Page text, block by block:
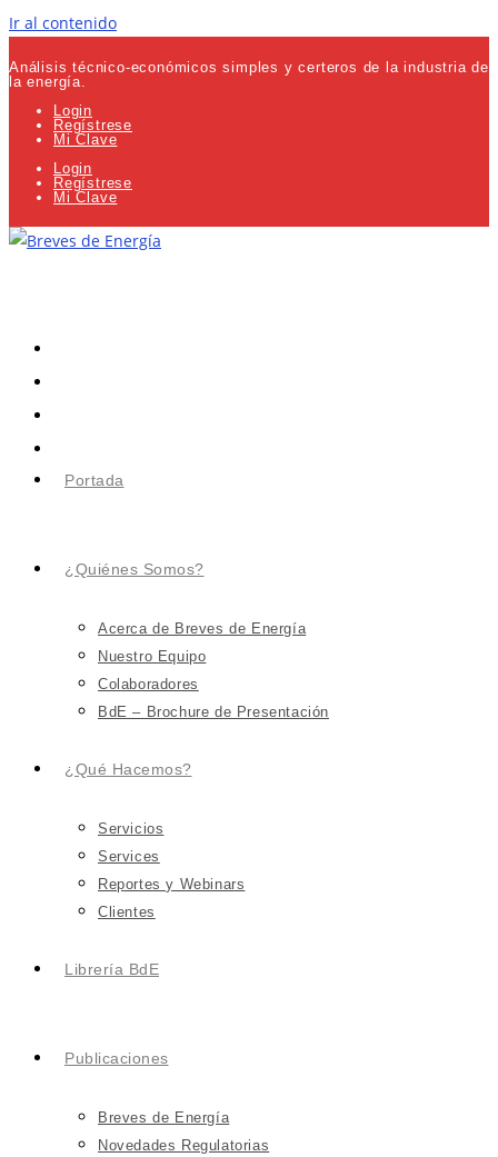
Ir al contenido
Análisis técnico-económicos simples y certeros de la industria de
la energía.
Login
Regístrese
Mi Clave
Login
Regístrese
Mi Clave
Portada
¿Quiénes Somos?
Acerca de Breves de Energía
Nuestro Equipo
Colaboradores
BdE – Brochure de Presentación
¿Qué Hacemos?
Servicios
Services
Reportes y Webinars
Clientes
Librería BdE
Publicaciones
Breves de Energía
Novedades Regulatorias